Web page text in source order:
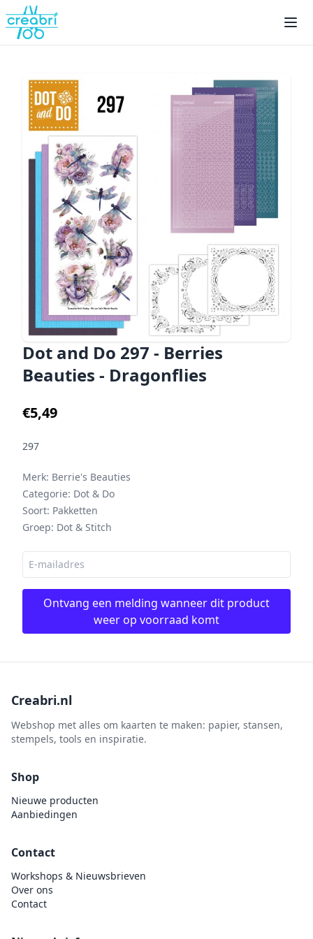
Dot and Do 297 - Berries
Beauties - Dragonflies
€5,49
297
Merk: Berrie's Beauties
Categorie: Dot & Do
Soort: Pakketten
Groep: Dot & Stitch
Ontvang een melding wanneer dit product
weer op voorraad komt
Creabri.nl
Webshop met alles om kaarten te maken: papier, stansen,
stempels, tools en inspiratie.
Shop
Nieuwe producten
Aanbiedingen
Contact
Workshops & Nieuwsbrieven
Over ons
Contact